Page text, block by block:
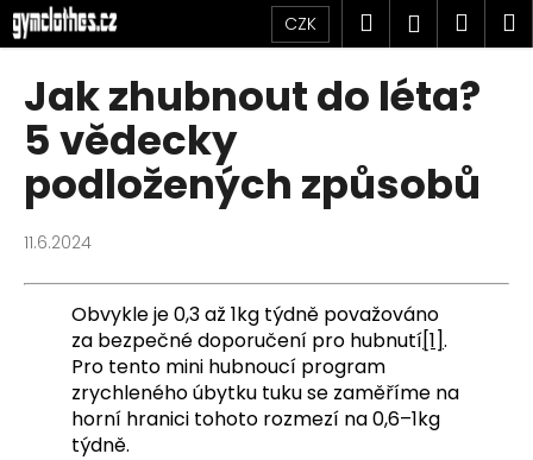
Přejít
na
obsah
CZK Hledat
Jak zhubnout do léta?
5 vědecky
podložených způsobů
11.6.2024
Obvykle je 0,3 až 1kg týdně považováno
za bezpečné doporučení pro hubnutí[1].
Pro tento mini hubnoucí program
zrychleného úbytku tuku se zaměříme na
horní hranici tohoto rozmezí na 0,6–1kg
týdně.
K
o
C
o
p
o
t
ř